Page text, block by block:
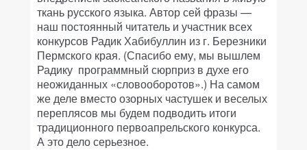
ткань русского языка. Автор сей фразы —
наш постоянный читатель и участник всех
конкурсов Радик Хабибуллин из г. Березники
Пермского края. (Спасибо ему, мы вышлем
Радику программный сюрприз в духе его
неожиданных «словооборотов».) На самом
же деле вместо озорных частушек и веселых
переплясов мы будем подводить итоги
традиционного первоапрельского конкурса.
А это дело серьезное.